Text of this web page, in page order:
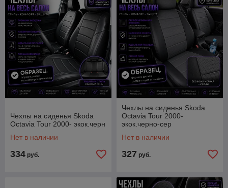
Чехлы на сиденья Skoda
Octavia Tour 2000- экок.черн
Нет в наличии
334 руб.
Чехлы на сиденья Skoda
Octavia Tour 2000-
экок.черно-сер
Нет в наличии
327 руб.